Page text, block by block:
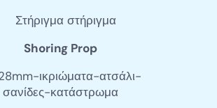
Shoring Prop